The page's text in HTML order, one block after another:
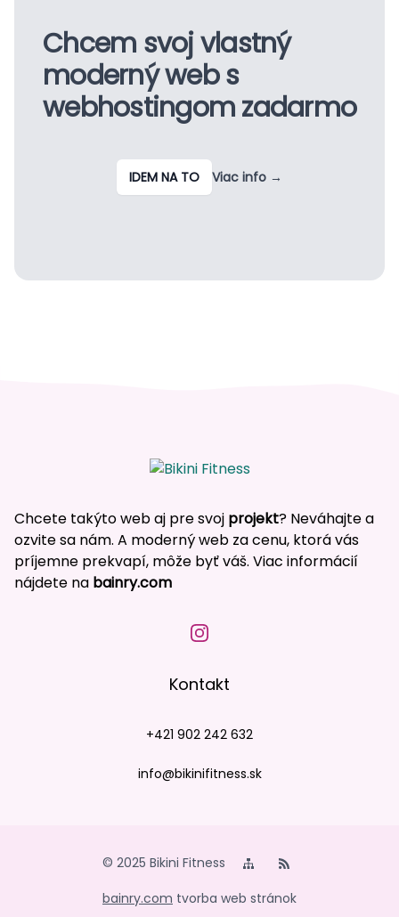
Chcem svoj vlastný
moderný web s
webhostingomzadarmo
IDEM NA TO Viac info →
Chcete takýto web aj pre svoj projekt? Neváhajte a
ozvite sa nám. A moderný web za cenu, ktorá vás
príjemne prekvapí, môže byť váš. Viac informácií
nájdete na bainry.com
Kontakt
+421 902 242 632
info@bikinifitness.sk
© 2025 Bikini Fitness
bainry.com tvorba web stránok